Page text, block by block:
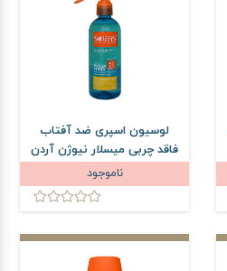
لوسیون اسپری ضد آفتاب
فاقد چربی میسلار نیوژن آردن
میلی لیتر
ناموجود